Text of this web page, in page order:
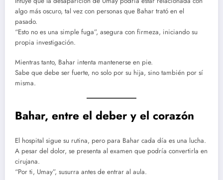
algo más oscuro, tal vez con personas que Bahar trató en el
pasado.
“Esto no es una simple fuga”, asegura con firmeza, iniciando su
propia investigación.
Mientras tanto, Bahar intenta mantenerse en pie.
Sabe que debe ser fuerte, no solo por su hija, sino también por sí
misma.
Bahar, entre el deber y el corazón
El hospital sigue su rutina, pero para Bahar cada día es una lucha.
A pesar del dolor, se presenta al examen que podría convertirla en
cirujana.
“Por ti, Umay”, susurra antes de entrar al aula.